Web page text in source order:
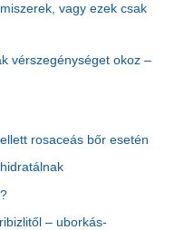
vagy ezek csak
vérszegénységet okoz –
rosaceás bőr esetén
– uborkás-